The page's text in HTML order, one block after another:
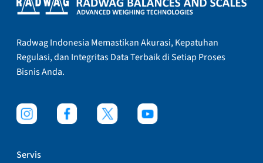
Radwag Indonesia Memastikan Akurasi, Kepatuhan
Regulasi, dan Integritas Data Terbaik di Setiap Proses
Bisnis Anda.
Servis